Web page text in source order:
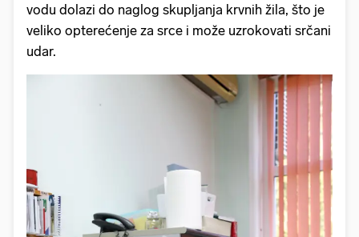
vodu dolazi do naglog skupljanja krvnih žila, što je
veliko opterećenje za srce i može uzrokovati srčani
udar.